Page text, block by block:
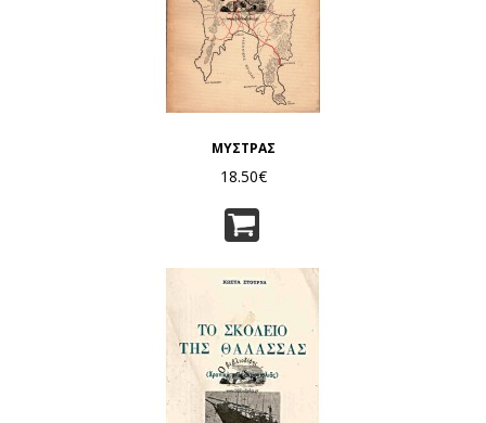
ΜΥΣΤΡΑΣ
18.50€